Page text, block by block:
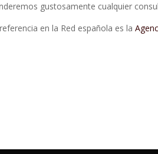
gustosamente cualquier
en la Red española es la